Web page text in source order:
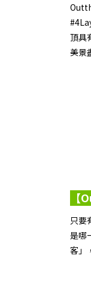
頂具
美景
【
只要
是哪
客」